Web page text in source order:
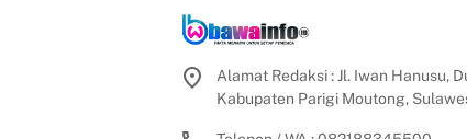
Alamat Redaksi : Jl. Iwan Hanusu,
Kabupaten Parigi Moutong,